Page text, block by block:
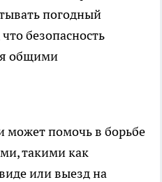
погодный
безопасность
общими
может помочь в борьбе
такими как
или выезд на